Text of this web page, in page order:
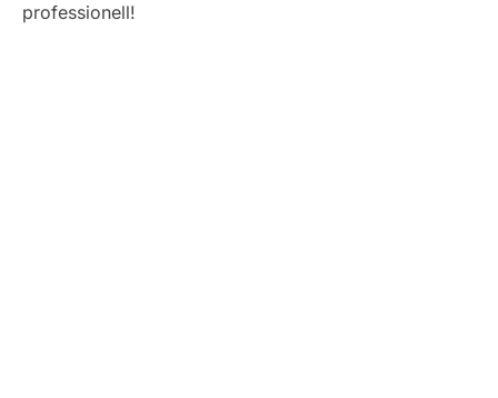
professionell!